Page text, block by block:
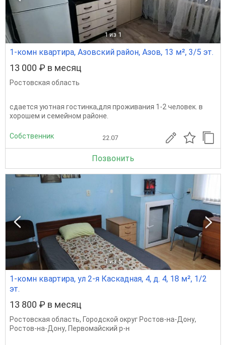
1 из 1
1-комн квартира, Азовский район, Азов, 13 м², 3/5 эт.
13 000 ₽ в месяц
Ростовская область
сдается уютная гостинка,для проживания 1-2 человек. в
хорошем и семейном районе.
Собственник 22.07
Позвонить
1 из 5
1-комн квартира, ул 2-я Каскадная, 4, д. 4, 18 м², 1/2
эт.
13 800 ₽ в месяц
Ростовская область, Городской округ Ростов-на-Дону,
Ростов-на-Дону, Первомайский р-н